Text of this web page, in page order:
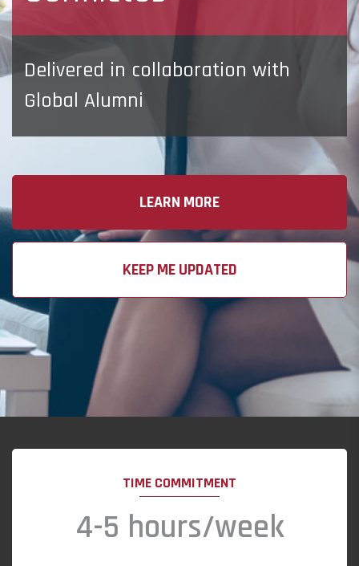
Delivered in collaboration with
Global Alumni
LEARN MORE
KEEP ME UPDATED
TIME COMMITMENT
4-5 hours/week